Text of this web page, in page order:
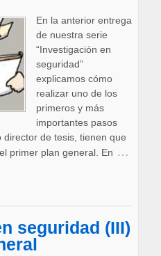
En la anterior entrega
de nuestra serie
“Investigación en
seguridad”
explicamos cómo
realizar uno de los
primeros y más
importantes pasos
de tesis, tienen que
primer plan general. En …
seguridad (III)